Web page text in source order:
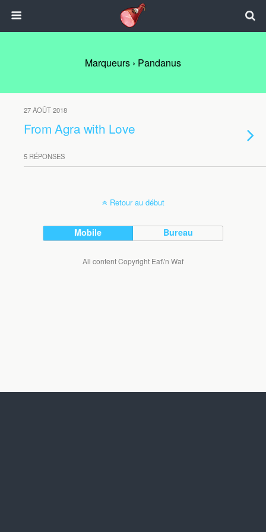
Marqueurs › Pandanus
27 AOÛT 2018
From Agra with Love
5 RÉPONSES
Retour au début
Mobile Bureau
All content Copyright Eat\'n Waf